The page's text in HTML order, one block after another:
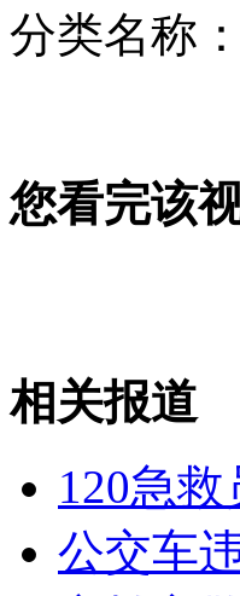
中蒙边境频现狼群与
山西运城恶犬咬伤多
无痛分娩是否安全 医
外交部：反对强权政
分类名称：
您看完该
相关报道
120急
公交车